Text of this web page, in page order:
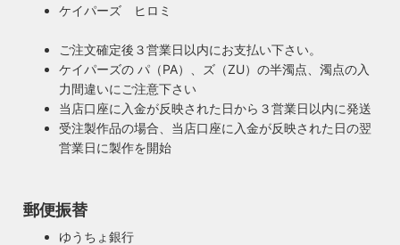
がダサいだけでせっかくの良い建築やインテリアも台無しで
のインテリアや工業製品の重厚感やゴージャスさ。それでい
て飽きの来ない無垢さや素朴さを追求したヴィンテージスタ
イルでの提案にこだわっています。
◆もっと詳しく見る
して近畿経済産業局へ特定電気用品以外の電気用品の製造事
ケイパーズ ヒロミ
ご注文確定後３営業日以内にお支払い下さい。
ケイパーズの パ（PA）、ズ（ZU）の半濁点、濁点の入
力間違いにご注意下さい
当店口座に入金が反映された日から３営業日以内に発送
受注製作品の場合、当店口座に入金が反映された日の翌
営業日に製作を開始
郵便振替
ゆうちょ銀行